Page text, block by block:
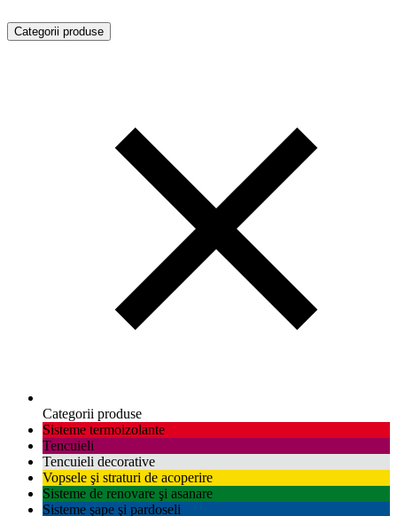
Categorii produse
Categorii produse
Sisteme termoizolante
Tencuieli
Tencuieli decorative
Vopsele şi straturi de acoperire
Sisteme de renovare şi asanare
Sisteme şape şi pardoseli